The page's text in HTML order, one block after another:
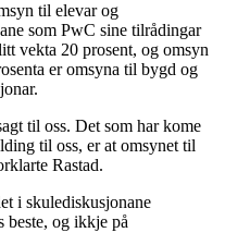
til elevar og
som PwC sine tilrådingar
vekta 20 prosent, og omsyn
er omsyna til bygd og
til oss. Det som har kome
til oss, er at omsynet til
Rastad.
i skulediskusjonane
beste, og ikkje på